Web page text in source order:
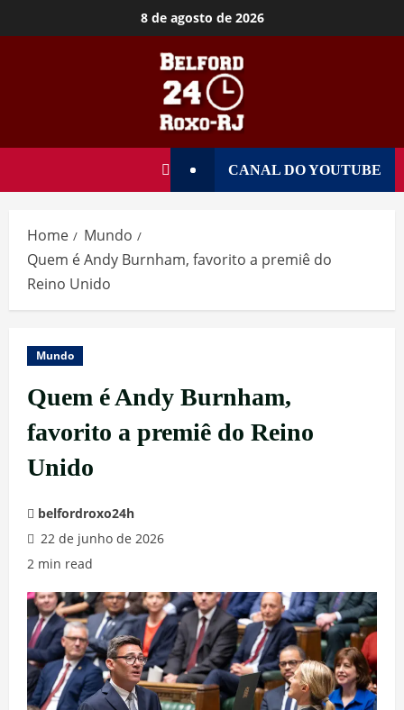
8 de agosto de 2026
CANAL DO YOUTUBE
Home
Mundo
Quem é Andy Burnham, favorito a premiê do
Reino Unido
Mundo
Quem é Andy Burnham,
favorito a premiê do Reino
Unido
belfordroxo24h
22 de junho de 2026
2 min read